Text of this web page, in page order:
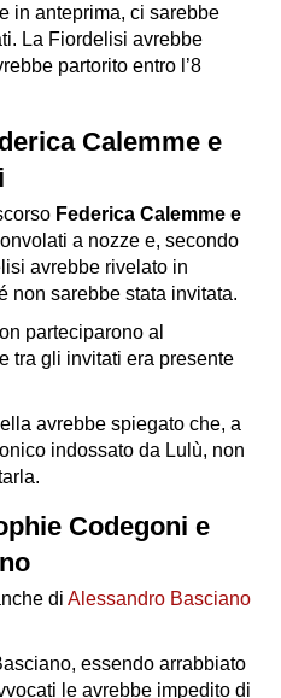
in anteprima, ci sarebbe
La Fiordelisi avrebbe
partorito entro l’8
Calemme e
Federica Calemme e
a nozze e, secondo
avrebbe rivelato in
non sarebbe stata invitata.
parteciparono al
tra gli invitati era presente
avrebbe spiegato che, a
indossato da Lulù, non
Codegoni e
di Alessandro Basciano
essendo arrabbiato
le avrebbe impedito di